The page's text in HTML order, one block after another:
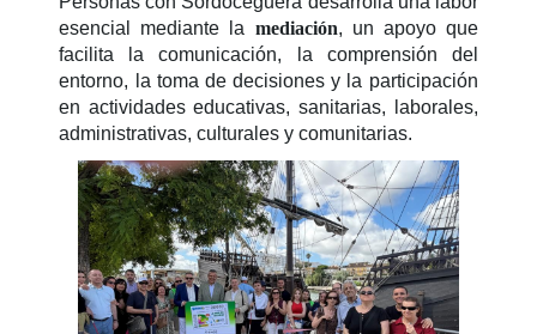
esencial mediante la mediación, un apoyo que
facilita la comunicación, la comprensión del
entorno, la toma de decisiones y la participación
en actividades educativas, sanitarias, laborales,
administrativas, culturales y comunitarias.